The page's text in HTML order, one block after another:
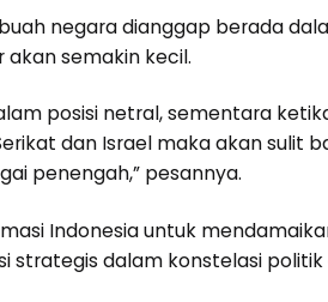
negara dianggap berada
semakin kecil.
posisi netral, sementara
dan Israel maka akan sulit
penengah,” pesannya.
Indonesia untuk
strategis dalam konstelasi politik